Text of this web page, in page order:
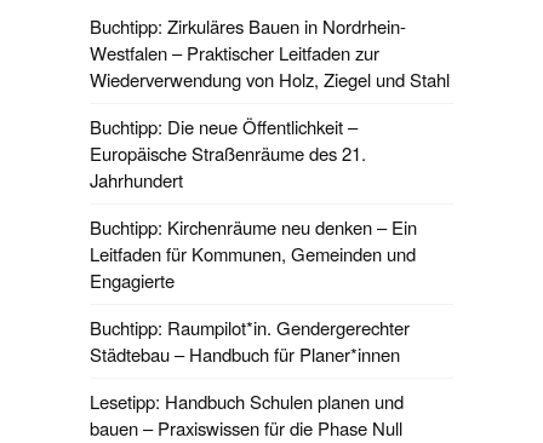
Buchtipp: Zirkuläres Bauen in Nordrhein-
Westfalen – Praktischer Leitfaden zur
Wiederverwendung von Holz, Ziegel und Stahl
Buchtipp: Die neue Öffentlichkeit –
Europäische Straßenräume des 21.
Jahrhundert
Buchtipp: Kirchenräume neu denken – Ein
Leitfaden für Kommunen, Gemeinden und
Engagierte
Buchtipp: Raumpilot*in. Gendergerechter
Städtebau – Handbuch für Planer*innen
Lesetipp: Handbuch Schulen planen und
bauen – Praxiswissen für die Phase Null